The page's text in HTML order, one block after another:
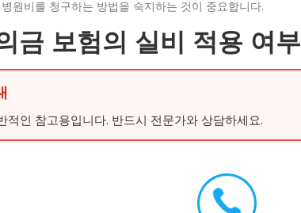
원비를 청구하는 방법을 숙지하는 것이 중요합니다.
금 보험의 실비 적용 여부
적인 참고용입니다. 반드시 전문가와 상담하세요.